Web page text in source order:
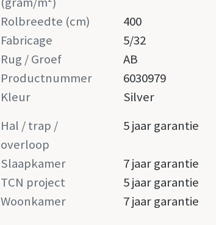
Rolbreedte (cm)
400
Fabricage
5/32
Rug / Groef
AB
Productnummer
6030979
Kleur
Silver
Hal / trap /
overloop
5 jaar garantie
Slaapkamer
7 jaar garantie
TCN project
5 jaar garantie
Woonkamer
7 jaar garantie